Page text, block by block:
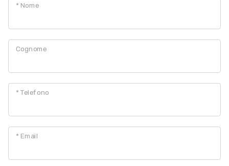
* Nome
Cognome
* Telefono
* Email